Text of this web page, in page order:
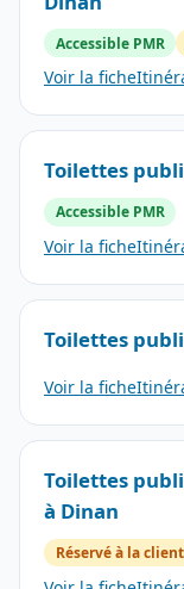
Accessible PMR
Voir la fiche
Toilettes
Accessible PMR
Voir la fiche
Toilettes
Voir la fiche
Toilettes
à Dinan
Réservé à la